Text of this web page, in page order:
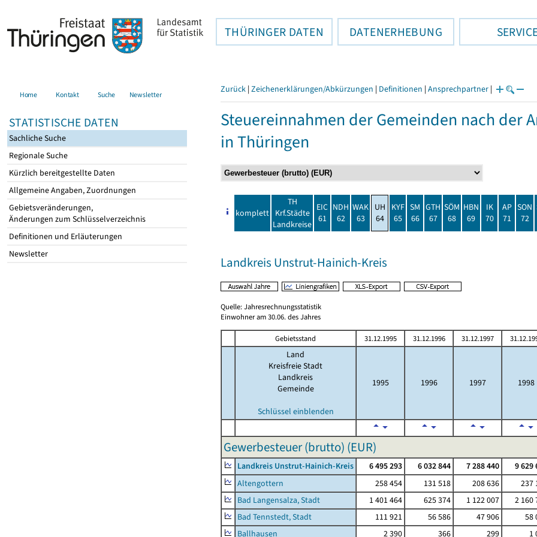
THÜRINGER DATEN DATENERHEBUNG
Home Kontakt Suche Newsletter
STATISTISCHE DATEN
Sachliche Suche
Regionale Suche
Kürzlich bereitgestellte Daten
Allgemeine Angaben, Zuordnungen
Gebietsveränderungen,
Änderungen zum Schlüsselverzeichnis
Definitionen und Erläuterungen
Newsletter
Zurück | Zeichenerklärungen/Abkürzungen | Definitionen | Ansprechpartner |
Steuereinnahmen der Gemeinden nach der
in Thüringen
komplett
TH
Krf.Städte
Landkreise
EIC
61
NDH
62
WAK
63
UH
64
KYF
65
SM
66
GTH
67
SÖM
68
HBN
69
IK
70
AP
71
SON
72
Landkreis Unstrut-Hainich-Kreis
Quelle: Jahresrechnungsstatistik
Einwohner am 30.06. des Jahres
Gebietsstand 31.12.1995 31.12.1996 31.12.1997
Land
Kreisfreie Stadt
Landkreis
Gemeinde
Schlüssel einblenden
1995 1996 1997 1998
Gewerbesteuer (brutto) (EUR)
Landkreis Unstrut-Hainich-Kreis 6 495 293 6 032 844 7 288 440 9 629
Altengottern
258 454 131 518 208 636 237
Bad Langensalza, Stadt
1 401 464 625 374 1 122 007 2 160
Bad Tennstedt, Stadt
111 921 56 586 47 906 58
Ballhausen
2 390 366 299 1